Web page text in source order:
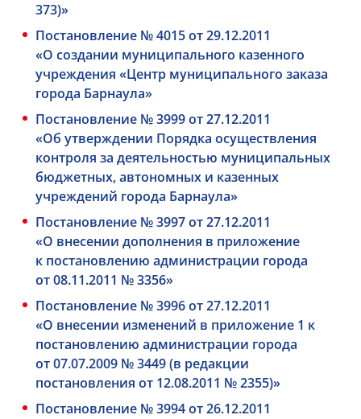
373)»
Постановление № 4015 от 29.12.2011
«О создании муниципального казенного
учреждения «Центр муниципального заказа
города Барнаула»
Постановление № 3999 от 27.12.2011
«Об утверждении Порядка осуществления
контроля за деятельностью муниципальных
бюджетных, автономных и казенных
учреждений города Барнаула»
Постановление № 3997 от 27.12.2011
«О внесении дополнения в приложение
к постановлению администрации города
от 08.11.2011 № 3356»
Постановление № 3996 от 27.12.2011
«О внесении изменений в приложение 1 к
постановлению администрации города
от 07.07.2009 № 3449 (в редакции
постановления от 12.08.2011 № 2355)»
Постановление № 3994 от 26.12.2011